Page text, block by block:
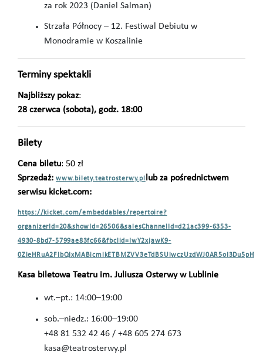
za rok 2023 (Daniel Salman)
Strzała Północy – 12. Festiwal Debiutu w
Monodramie w Koszalinie
Terminy spektakli
Najbliższy pokaz:
28 czerwca (sobota), godz. 18:00
Bilety
Cena biletu: 50 zł
Sprzedaż: www.bilety.teatrosterwy.pl lub za pośrednictwem
serwisu kicket.com:
https://kicket.com/embeddables/repertoire?
organizerId=20&showId=26506&salesChannelId=d21ac399-6353-
4930-8bd7-5799ae83fc66&fbclid=IwY2xjawK9-
Kasa biletowa Teatru im. Juliusza Osterwy w Lublinie
wt.–pt.: 14:00–19:00
sob.–niedz.: 16:00–19:00
+48 81 532 42 46 / +48 605 274 673
kasa@teatrosterwy.pl